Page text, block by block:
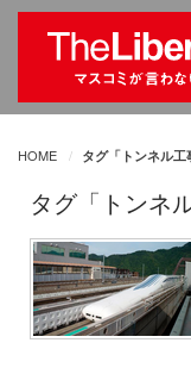
HOME タグ「トンネル
タグ「トンネ